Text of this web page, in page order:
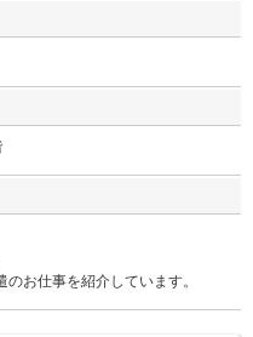
お仕事を紹介しています。